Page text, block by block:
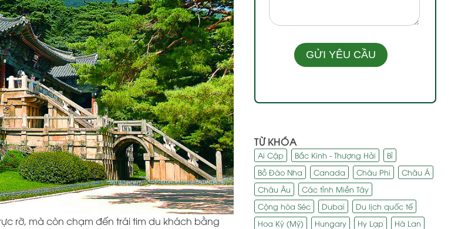
rỡ, mà còn chạm đến trái tim du khách bằng
TỪ KHÓA
Ai Cập Bắc Kinh - Thượng Hải
Bỉ
Bồ Đào Nha
Canada Châu Phi
Châu Á
Châu Âu
Các tỉnh Miền Tây
Cộng hòa Séc
Dubai
Du lịch quốc tế
Hoa Kỳ (Mỹ)
Hungary Hy Lạp
Hà Lan